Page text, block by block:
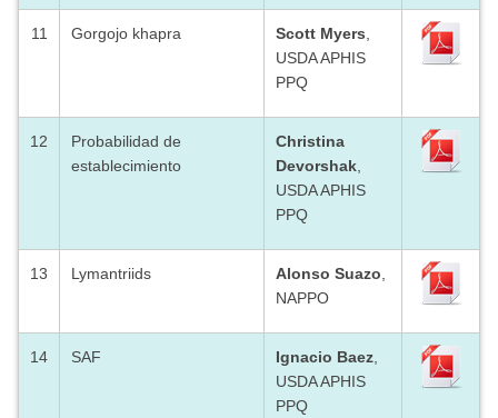
11 Gorgojo khapra Scott Myers
USDA APHIS
PPQ
12
Probabilidad de
establecimiento
Christina
Devorshak
USDA APHIS
PPQ
13 Lymantriids Alonso Suazo
NAPPO
14 SAF Ignacio Baez
USDA APHIS
PPQ